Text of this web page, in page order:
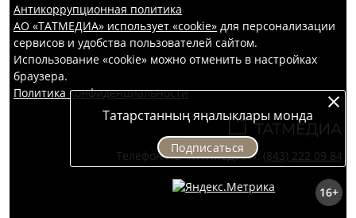
Татарстанның яңалыклары монда
Подписаться
Антикоррупционная политика
АО «ТАТМЕДИА» использует «cookie» для персонализации
сервисов и удобства пользователей сайтом.
Использование «cookie» можно отменить в настройках
браузера.
Политика конфиденциальности
Телефон АО «ТАТМЕДИА»: (843) 222 09 84
16+